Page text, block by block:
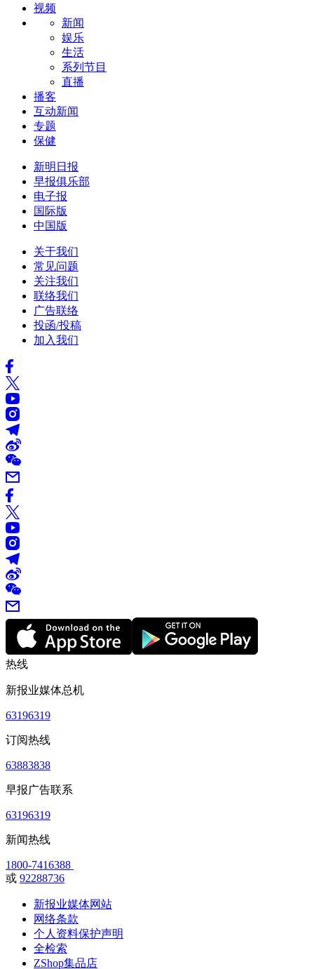
视频
新闻
娱乐
生活
系列节目
直播
播客
互动新闻
专题
保健
新明日报
早报俱乐部
电子报
国际版
中国版
关于我们
常见问题
关注我们
联络我们
广告联络
投函/投稿
加入我们
热线
新报业媒体总机
63196319
订阅热线
63883838
早报广告联系
63196319
新闻热线
1800-7416388
或 92288736
新报业媒体网站
网络条款
个人资料保护声明
全检索
ZShop集品店